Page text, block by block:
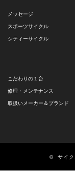
メッセージ
スポーツサイクル
シティーサイクル
こだわりの１台
修理・メンテナンス
取扱いメーカー＆ブランド
© サイ